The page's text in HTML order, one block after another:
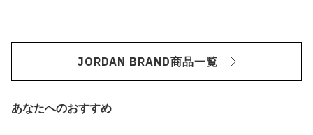
JORDAN BRAND商品一覧
あなたへのおすすめ